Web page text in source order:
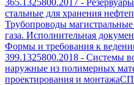
365.1325800.2017 -
стальные для хранения
Трубопроводы
газа. Исполнительная
Формы и требования к
399.1325800.2018 - Системы
наружные из полимерных
проектирования и монтажаСП